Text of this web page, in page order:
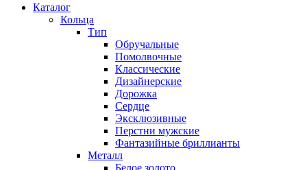
Каталог
Кольца
Тип
Обручальные
Помолвочные
Классические
Дизайнерские
Дорожка
Сердце
Эксклюзивные
Перстни мужские
Фантазийные бриллианты
Металл
Белое золото